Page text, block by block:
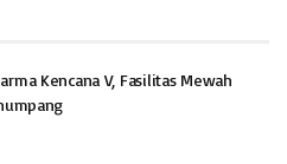
Kencana V, Fasilitas Mewah